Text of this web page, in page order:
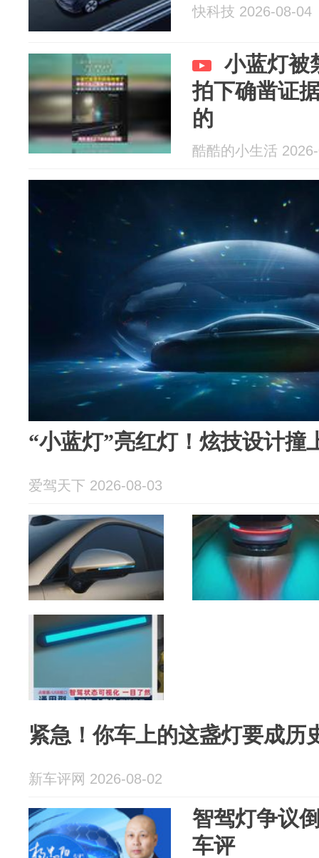
快科技 2026-08-04
小蓝灯被
拍下确凿证
的
酷酷的小生活
“小蓝灯”亮红灯！炫技设计撞
爱驾天下 2026-08-03
紧急！你车上的这盏灯要成历
新车评网 2026-08-02
智驾灯争议
车评